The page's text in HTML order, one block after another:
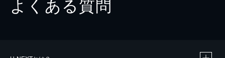
よくある質問